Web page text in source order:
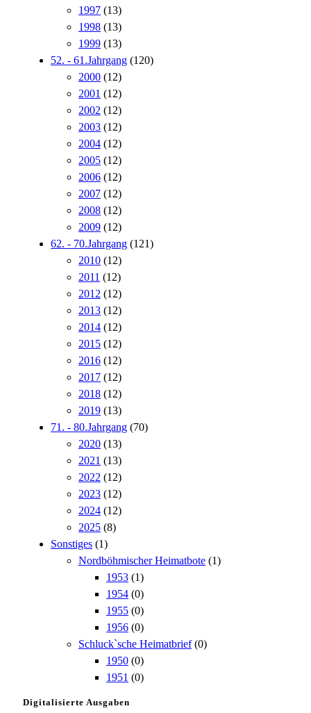
1997 (13)
1998 (13)
1999 (13)
52. - 61.Jahrgang (120)
2000 (12)
2001 (12)
2002 (12)
2003 (12)
2004 (12)
2005 (12)
2006 (12)
2007 (12)
2008 (12)
2009 (12)
62. - 70.Jahrgang (121)
2010 (12)
2011 (12)
2012 (12)
2013 (12)
2014 (12)
2015 (12)
2016 (12)
2017 (12)
2018 (12)
2019 (13)
71. - 80.Jahrgang (70)
2020 (13)
2021 (13)
2022 (12)
2023 (12)
2024 (12)
2025 (8)
Sonstiges (1)
Nordböhmischer Heimatbote (1)
1953 (1)
1954 (0)
1955 (0)
1956 (0)
Schluck`sche Heimatbrief (0)
1950 (0)
1951 (0)
Digitalisierte Ausgaben